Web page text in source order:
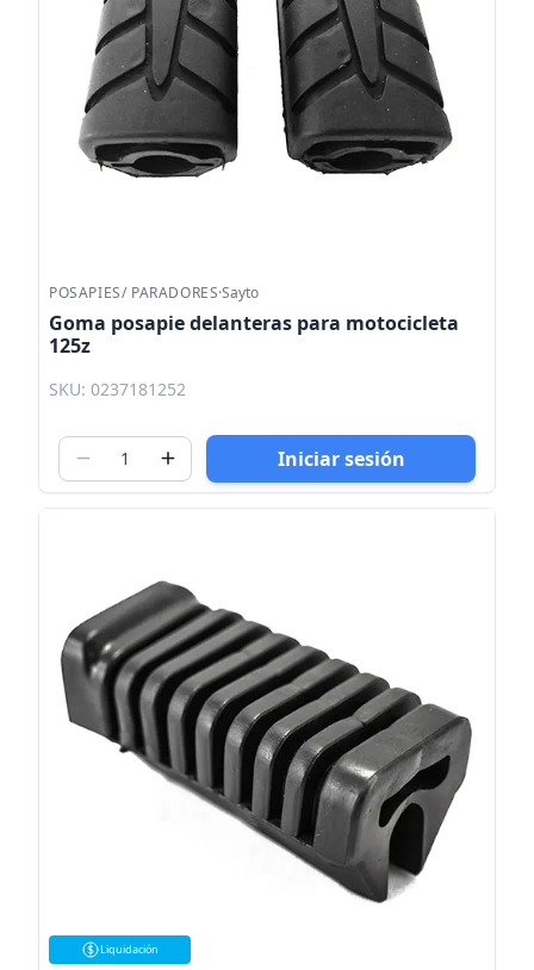
POSAPIES/ PARADORES·Sayto
Goma posapie delanteras para motocicleta
125z
SKU: 0237181252
Iniciar sesión
Liquidación